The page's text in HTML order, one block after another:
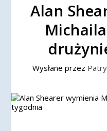
Alan
Wysłane przez